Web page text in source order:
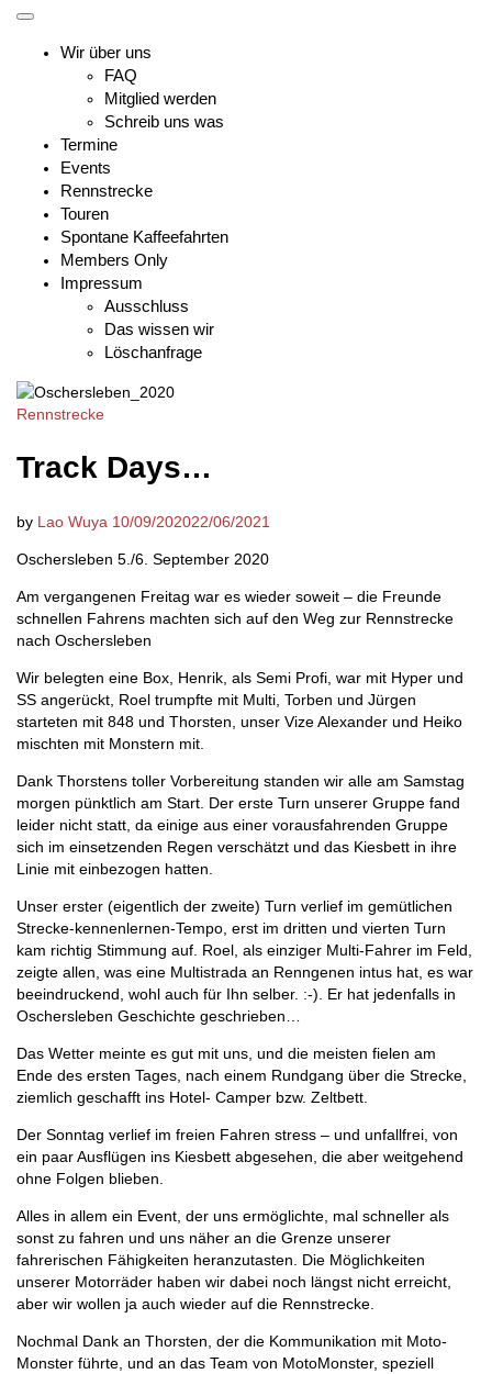
Skip
contentmobileWir über uns
FAQ
Mitglied werden
Schreib uns was
Termine
Events
Rennstrecke
Touren
Spontane Kaffeefahrten
Members Only
Impressum
Ausschluss
Das wissen wir
Löschanfrage
Rennstrecke
Track Days…
by Lao Wuya 10/09/202022/06/2021
Oschersleben 5./6. September 2020
Am vergangenen Freitag war es wieder soweit – die Freunde
schnellen Fahrens machten sich auf den Weg zur Rennstrecke
nach Oschersleben
Wir belegten eine Box, Henrik, als Semi Profi, war mit Hyper und
SS angerückt, Roel trumpfte mit Multi, Torben und Jürgen
starteten mit 848 und Thorsten, unser Vize Alexander und Heiko
mischten mit Monstern mit.
Dank Thorstens toller Vorbereitung standen wir alle am Samstag
morgen pünktlich am Start. Der erste Turn unserer Gruppe fand
leider nicht statt, da einige aus einer vorausfahrenden Gruppe
sich im einsetzenden Regen verschätzt und das Kiesbett in ihre
Linie mit einbezogen hatten.
Unser erster (eigentlich der zweite) Turn verlief im gemütlichen
Strecke-kennenlernen-Tempo, erst im dritten und vierten Turn
kam richtig Stimmung auf. Roel, als einziger Multi-Fahrer im Feld,
zeigte allen, was eine Multistrada an Renngenen intus hat, es war
beeindruckend, wohl auch für Ihn selber. :-). Er hat jedenfalls in
Oschersleben Geschichte geschrieben…
Das Wetter meinte es gut mit uns, und die meisten fielen am
Ende des ersten Tages, nach einem Rundgang über die Strecke,
ziemlich geschafft ins Hotel- Camper bzw. Zeltbett.
Der Sonntag verlief im freien Fahren stress – und unfallfrei, von
ein paar Ausflügen ins Kiesbett abgesehen, die aber weitgehend
ohne Folgen blieben.
Alles in allem ein Event, der uns ermöglichte, mal schneller als
sonst zu fahren und uns näher an die Grenze unserer
fahrerischen Fähigkeiten heranzutasten. Die Möglichkeiten
unserer Motorräder haben wir dabei noch längst nicht erreicht,
aber wir wollen ja auch wieder auf die Rennstrecke.
Nochmal Dank an Thorsten, der die Kommunikation mit Moto-
Monster führte, und an das Team von MotoMonster, speziell